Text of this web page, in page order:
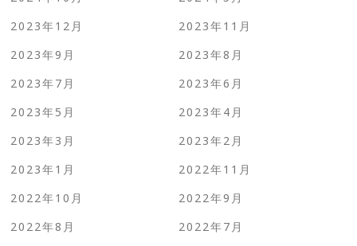
2023年12月
2023年11月
2023年9月
2023年8月
2023年7月
2023年6月
2023年5月
2023年4月
2023年3月
2023年2月
2023年1月
2022年11月
2022年10月
2022年9月
2022年8月
2022年7月